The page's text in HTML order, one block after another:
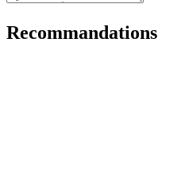
Recommandations